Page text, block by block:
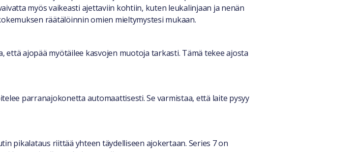
myös vaikeasti ajettaviin kohtiin, kuten leukalinjaan ja nenän
räätälöinnin omien mieltymystesi mukaan.
että ajopää myötäilee kasvojen muotoja tarkasti. Tämä tekee ajosta
parranajokonetta automaattisesti. Se varmistaa, että laite pysyy
pikalataus riittää yhteen täydelliseen ajokertaan. Series 7 on